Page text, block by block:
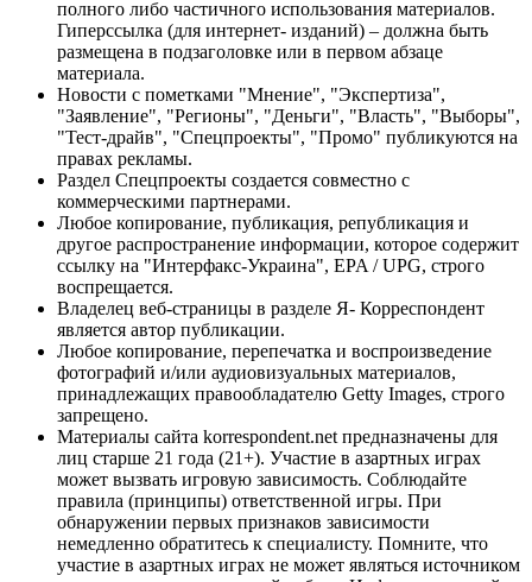
полного либо частичного использования материалов.
Гиперссылка (для интернет- изданий) – должна быть
размещена в подзаголовке или в первом абзаце
материала.
Новости с пометками "Мнение", "Экспертиза",
"Заявление", "Регионы", "Деньги", "Власть", "Выборы",
"Тест-драйв", "Спецпроекты", "Промо" публикуются на
правах рекламы.
Раздел Спецпроекты создается совместно с
коммерческими партнерами.
Любое копирование, публикация, републикация и
другое распространение информации, которое содержит
ссылку на "Интерфакс-Украина", EPA / UPG, строго
воспрещается.
Владелец веб-страницы в разделе Я- Корреспондент
является автор публикации.
Любое копирование, перепечатка и воспроизведение
фотографий и/или аудиовизуальных материалов,
принадлежащих правообладателю Getty Images, строго
запрещено.
Материалы сайта korrespondent.net предназначены для
лиц старше 21 года (21+). Участие в азартных играх
может вызвать игровую зависимость. Соблюдайте
правила (принципы) ответственной игры. При
обнаружении первых признаков зависимости
немедленно обратитесь к специалисту. Помните, что
участие в азартных играх не может являться источником